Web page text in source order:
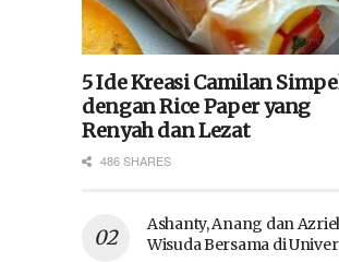
5 Ide Kreasi Camilan
dengan Rice Paper yang
Renyah dan Lezat
486 SHARES
Ashanty, Anang dan
Wisuda Bersama di